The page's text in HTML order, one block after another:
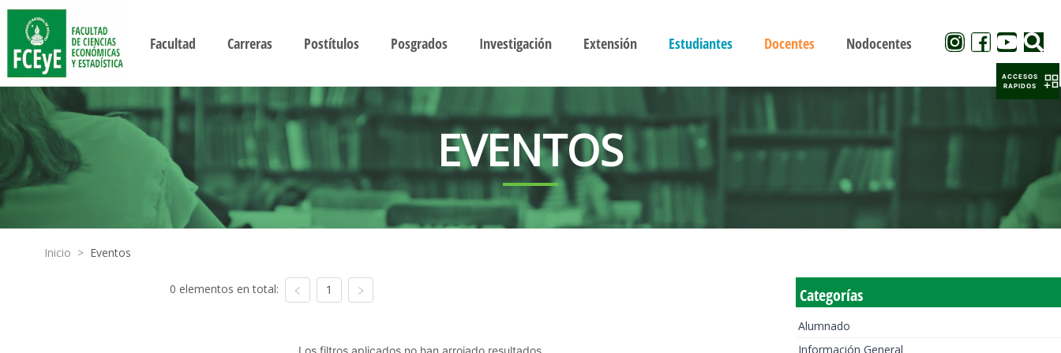
Facultad Carreras Postítulos Posgrados Investigación Extensión Estudiantes Docentes Nodocentes
EVENTOS
Inicio > Eventos
0 elementos en total: 1
Los filtros aplicados no han arrojado resultados
Categorías
Alumnado
Información General
ACCESOS
RAPIDOS